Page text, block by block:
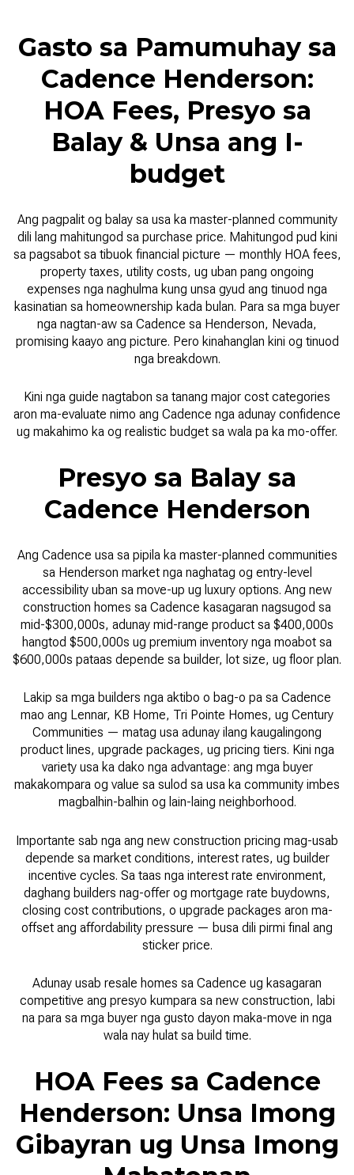
Gasto sa Pamumuhay sa
Cadence Henderson:
HOA Fees, Presyo sa
Balay & Unsa ang I-
budget
Ang pagpalit og balay sa usa ka master-planned community
dili lang mahitungod sa purchase price. Mahitungod pud kini
sa pagsabot sa tibuok financial picture — monthly HOA fees,
property taxes, utility costs, ug uban pang ongoing
expenses nga naghulma kung unsa gyud ang tinuod nga
kasinatian sa homeownership kada bulan. Para sa mga buyer
nga nagtan-aw sa Cadence sa Henderson, Nevada,
promising kaayo ang picture. Pero kinahanglan kini og tinuod
nga breakdown.
Kini nga guide nagtabon sa tanang major cost categories
aron ma-evaluate nimo ang Cadence nga adunay confidence
ug makahimo ka og realistic budget sa wala pa ka mo-offer.
Presyo sa Balay sa
Cadence Henderson
Ang Cadence usa sa pipila ka master-planned communities
sa Henderson market nga naghatag og entry-level
accessibility uban sa move-up ug luxury options. Ang new
construction homes sa Cadence kasagaran nagsugod sa
mid-$300,000s, adunay mid-range product sa $400,000s
hangtod $500,000s ug premium inventory nga moabot sa
$600,000s pataas depende sa builder, lot size, ug floor plan.
Lakip sa mga builders nga aktibo o bag-o pa sa Cadence
mao ang Lennar, KB Home, Tri Pointe Homes, ug Century
Communities — matag usa adunay ilang kaugalingong
product lines, upgrade packages, ug pricing tiers. Kini nga
variety usa ka dako nga advantage: ang mga buyer
makakompara og value sa sulod sa usa ka community imbes
magbalhin-balhin og lain-laing neighborhood.
Importante sab nga ang new construction pricing mag-usab
depende sa market conditions, interest rates, ug builder
incentive cycles. Sa taas nga interest rate environment,
daghang builders nag-offer og mortgage rate buydowns,
closing cost contributions, o upgrade packages aron ma-
offset ang affordability pressure — busa dili pirmi final ang
sticker price.
Adunay usab resale homes sa Cadence ug kasagaran
competitive ang presyo kumpara sa new construction, labi
na para sa mga buyer nga gusto dayon maka-move in nga
wala nay hulat sa build time.
HOA Fees sa Cadence
Henderson: Unsa Imong
Gibayran ug Unsa Imong